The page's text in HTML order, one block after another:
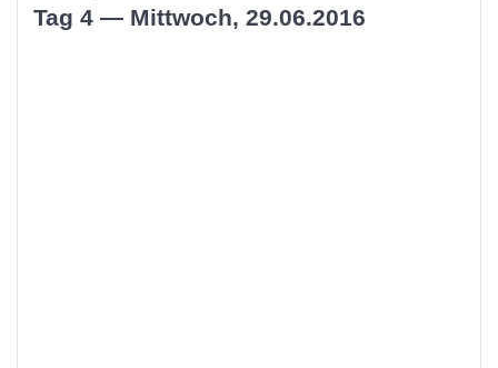
Tag 4 — Mittwoch, 29.06.2016